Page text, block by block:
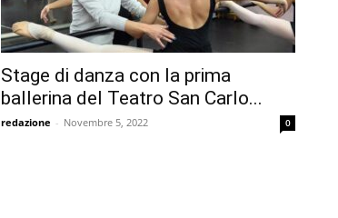
Stage di danza con la prima
ballerina del Teatro San Carlo...
redazione - Novembre 5, 2022 0